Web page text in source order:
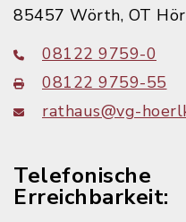
85457 Wörth, OT
08122 9759-0
08122 9759-55
rathaus@vg-
Telefonische
Erreichbarkeit: